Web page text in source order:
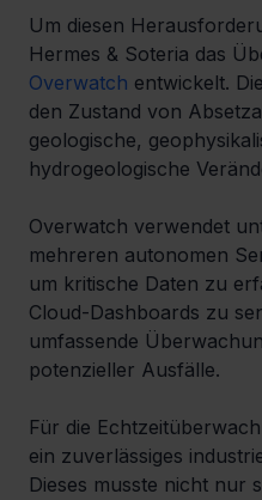
Um diesen
Hermes & Soteria das
Overwatch entwickelt.
den Zustand von
geologische,
hydrogeologische
Overwatch verwendet
mehreren autonomen
um kritische Daten zu
Cloud-Dashboards zu
umfassende
potenzieller Ausfälle.
Für die
ein zuverlässiges
Dieses musste nicht nur